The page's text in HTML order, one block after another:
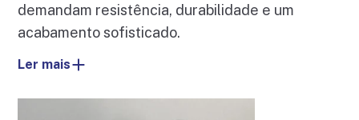
demandam resistência, durabilidade e um
acabamento sofisticado.
Ler mais